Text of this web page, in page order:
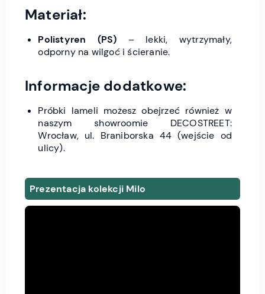
Materiał:
Polistyren (PS) – lekki, wytrzymały,
odporny na wilgoć i ścieranie.
Informacje dodatkowe:
Próbki lameli możesz obejrzeć również w
naszym showroomie DECOSTREET:
Wrocław, ul. Braniborska 44 (wejście od
ulicy).
Prezentacja kolekcji Milo